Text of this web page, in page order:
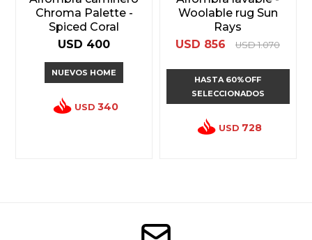
Chroma Palette -
Spiced Coral
USD 400
NUEVOS HOME
USD 340
Woolable rug Sun
Rays
USD 856 USD 1.070
HASTA 60%OFF
SELECCIONADOS
USD 728